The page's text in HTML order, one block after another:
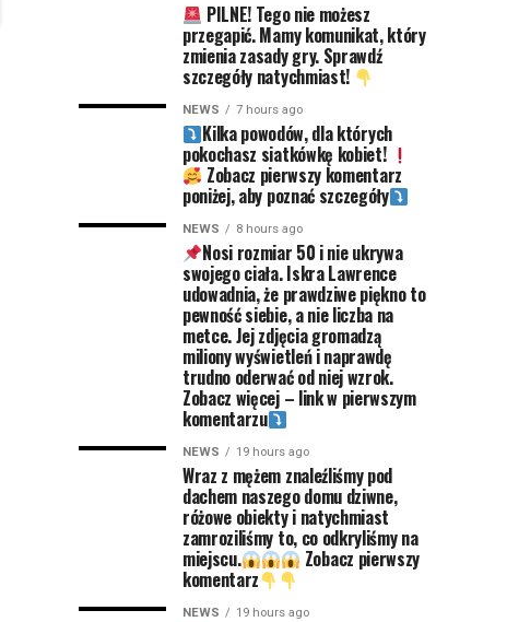
PILNE! Tego nie możesz
przegapić. Mamy komunikat, który
zmienia zasady gry. Sprawdź
szczegóły natychmiast!
NEWS 7 hours ago
Kilka powodów, dla których
pokochasz siatkówkę kobiet!
Zobacz pierwszy komentarz
poniżej, aby poznać szczegóły
NEWS 8 hours ago
Nosi rozmiar 50 i nie ukrywa
swojego ciała. Iskra Lawrence
udowadnia, że prawdziwe piękno to
pewność siebie, a nie liczba na
metce. Jej zdjęcia gromadzą
miliony wyświetleń i naprawdę
trudno oderwać od niej wzrok.
Zobacz więcej – link w pierwszym
komentarzu
NEWS 19 hours ago
Wraz z mężem znaleźliśmy pod
dachem naszego domu dziwne,
różowe obiekty i natychmiast
zamroziliśmy to, co odkryliśmy na
miejscu. Zobacz pierwszy
komentarz
NEWS 19 hours ago